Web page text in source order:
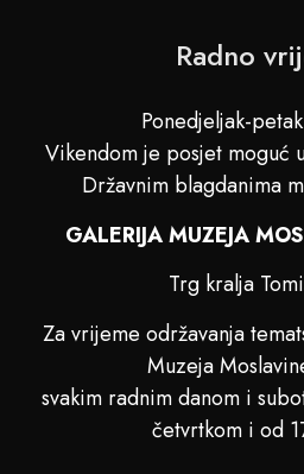
Radno
Ponedjeljak-
Vikendom je posjet moguć
Državnim blagdanima
GALERIJA MUZEJA
Trg kralja
Za vrijeme održavanja
Muzeja
svakim radnim danom i
četvrtkom i od